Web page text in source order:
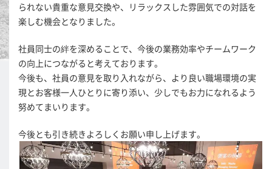
られない貴重な意見交換や、リラックスした雰囲気での対話を
楽しむ機会となりました。
社員同士の絆を深めることで、今後の業務効率やチームワーク
の向上につながると考えております。
今後も、社員の意見を取り入れながら、より良い職場環境の実
現とお客様一人ひとりに寄り添い、少しでもお力になれるよう
努めてまいります。
今後とも引き続きよろしくお願い申し上げます。